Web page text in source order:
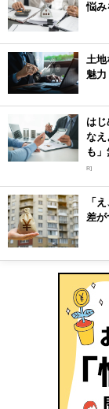
悩み
土
魅力
はじ
なえ
も
R]
「
差が